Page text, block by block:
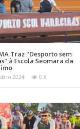
Traz "Desporto sem
à Escola Seomara da
2024 0 K